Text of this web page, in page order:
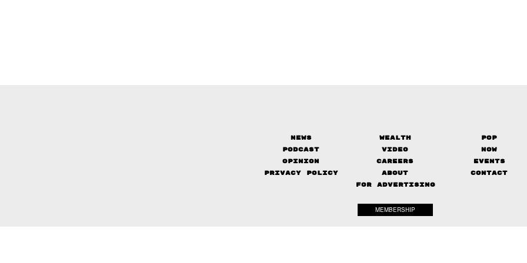
News Wealth
Pop
Podcast
Video
Now
Opinion
Careers
Events
Privacy Policy
About
Contact
FOR ADVERTISING
MEMBERSHIP